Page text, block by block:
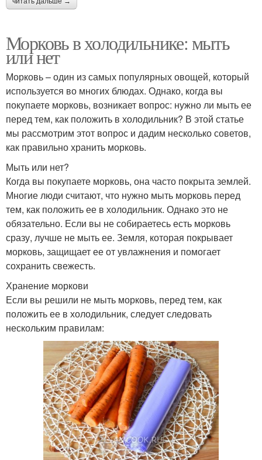
Морковь в холодильнике: мыть
или нет
Морковь – один из самых популярных овощей, который
используется во многих блюдах. Однако, когда вы
покупаете морковь, возникает вопрос: нужно ли мыть ее
перед тем, как положить в холодильник? В этой статье
мы рассмотрим этот вопрос и дадим несколько советов,
как правильно хранить морковь.
Мыть или нет?
Когда вы покупаете морковь, она часто покрыта землей.
Многие люди считают, что нужно мыть морковь перед
тем, как положить ее в холодильник. Однако это не
обязательно. Если вы не собираетесь есть морковь
сразу, лучше не мыть ее. Земля, которая покрывает
морковь, защищает ее от увлажнения и помогает
сохранить свежесть.
Хранение моркови
Если вы решили не мыть морковь, перед тем, как
положить ее в холодильник, следует следовать
нескольким правилам: